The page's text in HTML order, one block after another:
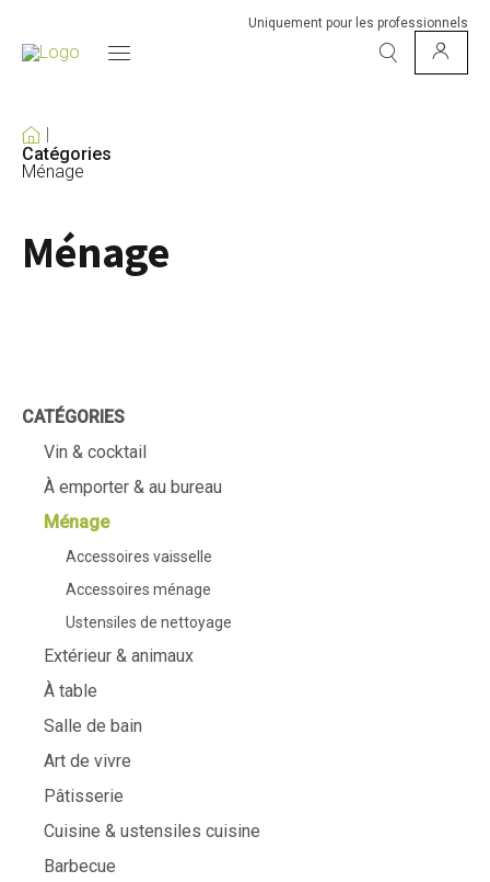
Uniquement pour les professionnels
Catégories
Ménage
Ménage
CATÉGORIES
Vin & cocktail
À emporter & au bureau
Ménage
Accessoires vaisselle
Accessoires ménage
Ustensiles de nettoyage
Extérieur & animaux
À table
Salle de bain
Art de vivre
Pâtisserie
Cuisine & ustensiles cuisine
Barbecue